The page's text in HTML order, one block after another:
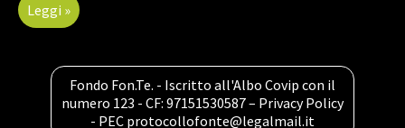
Leggi »
Fondo Fon.Te. - Iscritto all'Albo Covip con il
numero 123 - CF: 97151530587 – Privacy Policy
- PEC protocollofonte@legalmail.it